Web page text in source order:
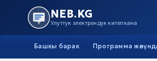
NEB.KG
Улуттук электрондук китепкана
Башкы барак Программа жөнүндө